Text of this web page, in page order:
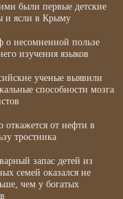
были первые детские
и ясли в Крыму
несомненной пользе
изучения языков
ученые выявили
способности мозга
откажется от нефти в
тростника
запас детей из
семей оказался не
чем у богатых